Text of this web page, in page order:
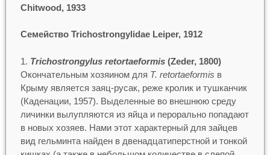
Chitwood, 1933
Семейство Trichostrongylidae Leiper, 1912
Trichostrongylus retortaeformis (Zeder, 1800)
Окончательным хозяином для T. retortaeformis в
Крыму является заяц-русак, реже кролик и тушканчик
(Каденации, 1957). Выделенные во внешнюю среду
личинки вылупляются из яйца и перорально попадают
в новых хозяев. Нами этот характерный для зайцев
вид гельминта найден в двенадцатиперстной и тонкой